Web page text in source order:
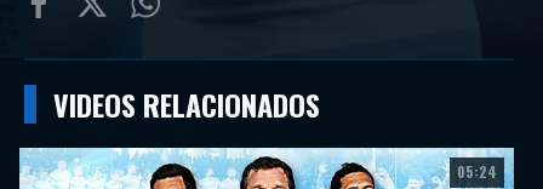
FacebookTwitterWathsapp
VIDEOS RELACIONADOS
05:24